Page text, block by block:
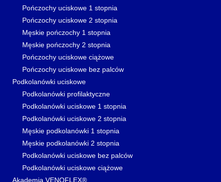
Pończochy uciskowe 1 stopnia
Pończochy uciskowe 2 stopnia
Męskie pończochy 1 stopnia
Męskie pończochy 2 stopnia
Pończochy uciskowe ciążowe
Pończochy uciskowe bez palców
Podkolanówki uciskowe
Podkolanówki profilaktyczne
Podkolanówki uciskowe 1 stopnia
Podkolanówki uciskowe 2 stopnia
Męskie podkolanówki 1 stopnia
Męskie podkolanówki 2 stopnia
Podkolanówki uciskowe bez palców
Podkolanówki uciskowe ciążowe
Akademia VENOFLEX®